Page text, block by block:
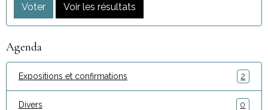
Voter Voir les résultats
Agenda
Expositions et confirmations 2
Divers 0